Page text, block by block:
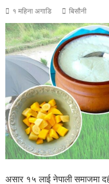
१ महिना अगाडि बिसौनी
असार १५ लाई नेपाली समाजमा